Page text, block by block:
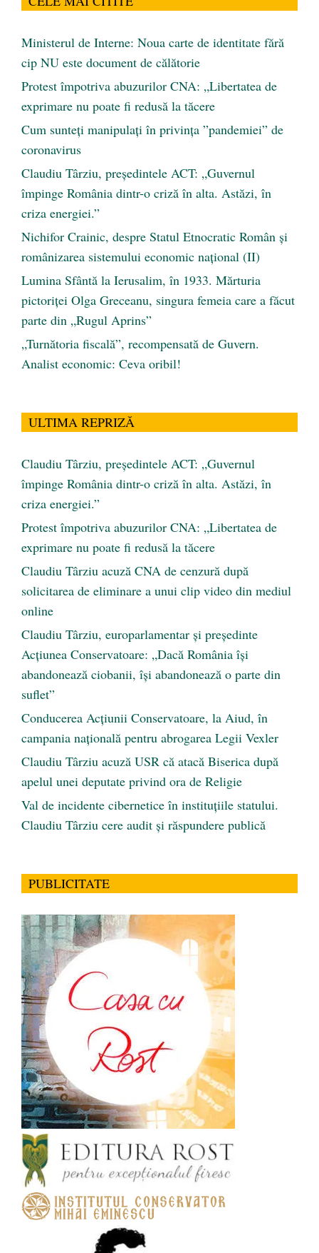
Ministerul de Interne: Noua carte de identitate fără
cip NU este document de călătorie
Protest împotriva abuzurilor CNA: „Libertatea de
exprimare nu poate fi redusă la tăcere
Cum sunteți manipulați în privința ”pandemiei” de
coronavirus
Claudiu Târziu, președintele ACT: „Guvernul
împinge România dintr-o criză în alta. Astăzi, în
criza energiei.”
Nichifor Crainic, despre Statul Etnocratic Român şi
românizarea sistemului economic naţional (II)
Lumina Sfântă la Ierusalim, în 1933. Mărturia
pictoriței Olga Greceanu, singura femeia care a făcut
parte din „Rugul Aprins”
„Turnătoria fiscală”, recompensată de Guvern.
Analist economic: Ceva oribil!
ULTIMA REPRIZĂ
Claudiu Târziu, președintele ACT: „Guvernul
împinge România dintr-o criză în alta. Astăzi, în
criza energiei.”
Protest împotriva abuzurilor CNA: „Libertatea de
exprimare nu poate fi redusă la tăcere
Claudiu Târziu acuză CNA de cenzură după
solicitarea de eliminare a unui clip video din mediul
online
Claudiu Târziu, europarlamentar și președinte
Acțiunea Conservatoare: „Dacă România își
abandonează ciobanii, își abandonează o parte din
suflet”
Conducerea Acțiunii Conservatoare, la Aiud, în
campania națională pentru abrogarea Legii Vexler
Claudiu Târziu acuză USR că atacă Biserica după
apelul unei deputate privind ora de Religie
Val de incidente cibernetice în instituțiile statului.
Claudiu Târziu cere audit și răspundere publică
PUBLICITATE